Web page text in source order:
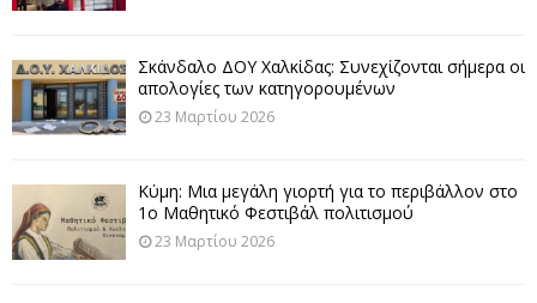
Σκάνδαλο ΔΟΥ Χαλκίδας: Συνεχίζονται σήμερα οι
απολογίες των κατηγορουμένων
23 Μαρτίου 2026
Κύμη: Μια μεγάλη γιορτή για το περιβάλλον στο
1ο Μαθητικό Φεστιβάλ πολιτισμού
23 Μαρτίου 2026